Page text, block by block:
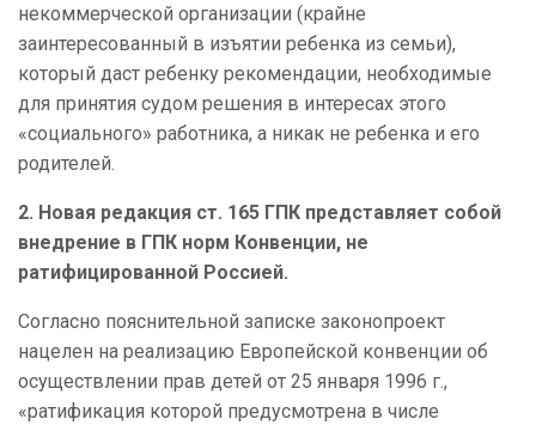
некоммерческой организации (крайне
заинтересованный в изъятии ребенка из семьи),
который даст ребенку рекомендации, необходимые
для принятия судом решения в интересах этого
«социального» работника, а никак не ребенка и его
родителей.
2. Новая редакция ст. 165 ГПК представляет собой
внедрение в ГПК норм Конвенции, не
ратифицированной Россией.
Согласно пояснительной записке законопроект
нацелен на реализацию Европейской конвенции об
осуществлении прав детей от 25 января 1996 г.,
«ратификация которой предусмотрена в числе